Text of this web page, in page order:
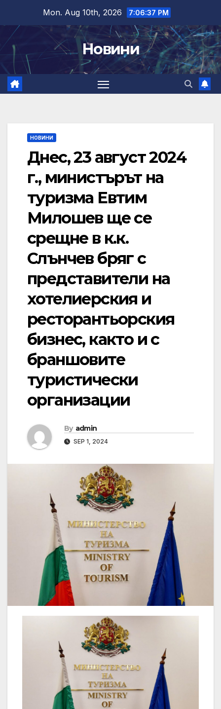
content
Mon. Aug 10th, 2026 7:06:38 PM
Новини
НОВИНИ
Днес, 23 август 2024
г., министърът на
туризма Евтим
Милошев ще се
срещне в к.к.
Слънчев бряг с
представители на
хотелиерския и
ресторантьорския
бизнес, както и с
браншовите
туристически
организации
By admin
SEP 1, 2024